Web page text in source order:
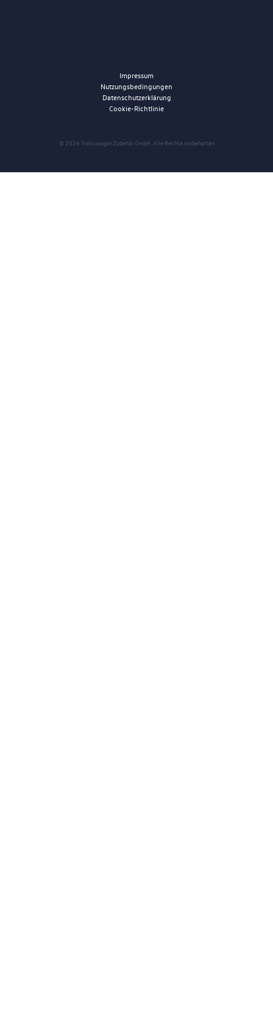
© 2026 Volkswagen Zubehör GmbH. Alle Rechte vorbehalten
Impressum
Nutzungsbedingungen
Datenschutzerklärung
Cookie-Richtlinie